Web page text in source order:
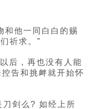
和他一同白白的赐
祈求。”
后，再也没有人能
告和挑衅就开始怀
剑么? 如经上所